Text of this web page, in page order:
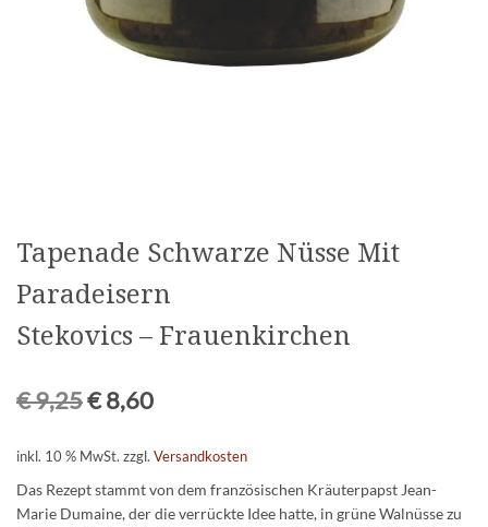
Tapenade Schwarze Nüsse Mit
Paradeisern
Stekovics – Frauenkirchen
€9,25€8,60
inkl. 10 % MwSt. zzgl. Versandkosten
Das Rezept stammt von dem französischen Kräuterpapst Jean-
Marie Dumaine, der die verrückte Idee hatte, in grüne Walnüsse zu